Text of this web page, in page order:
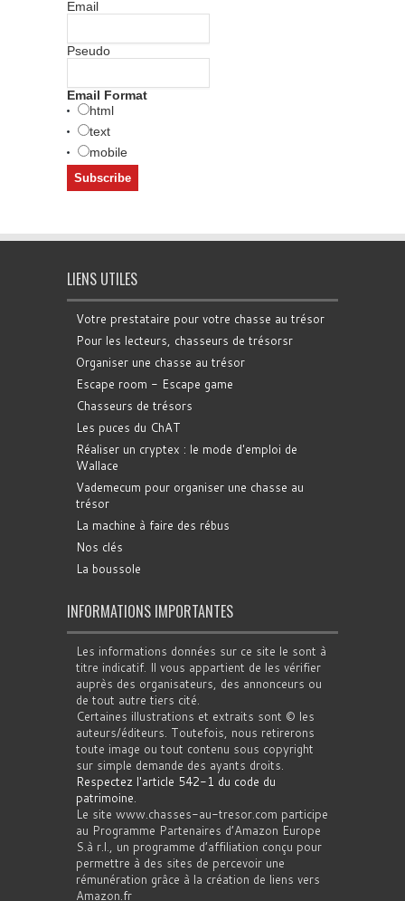
Email
Pseudo
Email Format
html
text
mobile
LIENS UTILES
Votre prestataire pour votre chasse au trésor
Pour les lecteurs, chasseurs de trésorsr
Organiser une chasse au trésor
Escape room - Escape game
Chasseurs de trésors
Les puces du ChAT
Réaliser un cryptex : le mode d'emploi de
Wallace
Vademecum pour organiser une chasse au
trésor
La machine à faire des rébus
Nos clés
La boussole
INFORMATIONS IMPORTANTES
Les informations données sur ce site le sont à
titre indicatif. Il vous appartient de les vérifier
auprès des organisateurs, des annonceurs ou
de tout autre tiers cité.
Certaines illustrations et extraits sont © les
auteurs/éditeurs. Toutefois, nous retirerons
toute image ou tout contenu sous copyright
sur simple demande des ayants droits.
Respectez l'article 542-1 du code du
patrimoine.
Le site www.chasses-au-tresor.com participe
au Programme Partenaires d’Amazon Europe
S.à r.l., un programme d’affiliation conçu pour
permettre à des sites de percevoir une
rémunération grâce à la création de liens vers
Amazon.fr